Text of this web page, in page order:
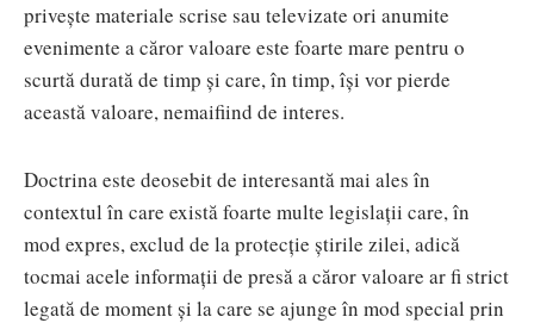
privește materiale scrise sau televizate ori anumite
evenimente a căror valoare este foarte mare pentru o
scurtă durată de timp și care, în timp, își vor pierde
această valoare, nemaifiind de interes.
Doctrina este deosebit de interesantă mai ales în
contextul în care există foarte multe legislații care, în
mod expres, exclud de la protecție știrile zilei, adică
tocmai acele informații de presă a căror valoare ar fi strict
legată de moment și la care se ajunge în mod special prin